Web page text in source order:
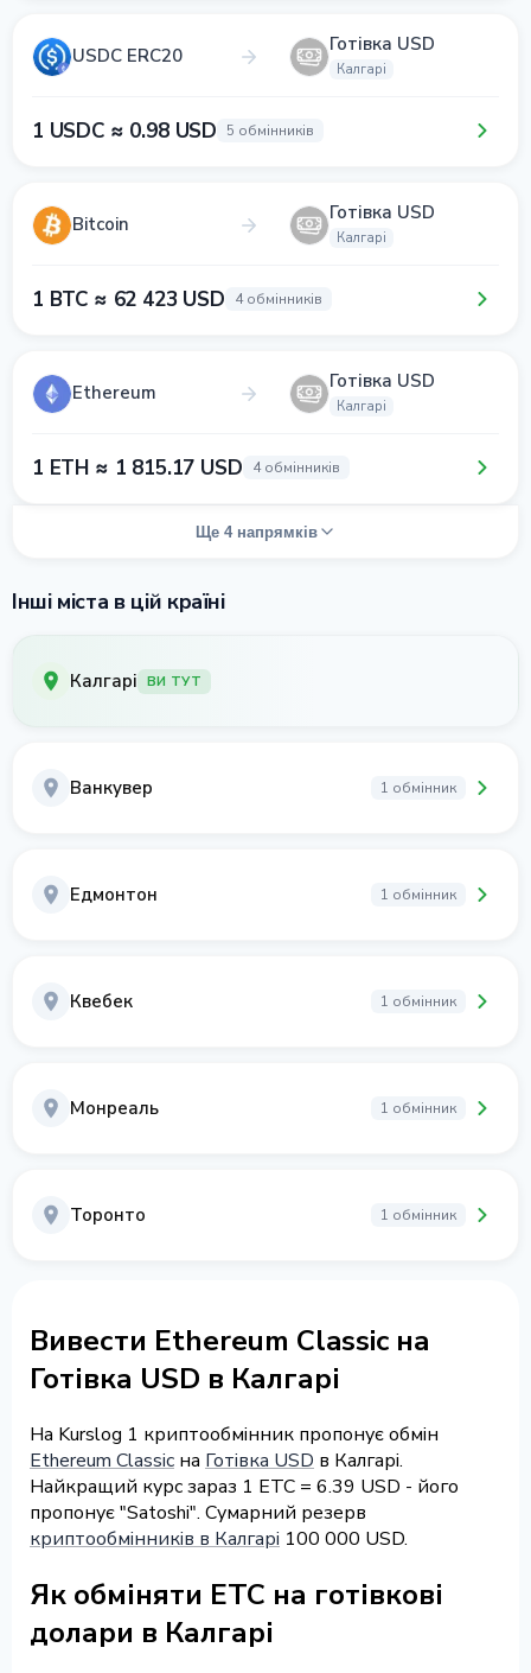
USDC ERC20 Готівка USD
Калгарі
1 USDC ≈ 0.98 USD 5 обмінників
Bitcoin Готівка USD
Калгарі
1 BTC ≈ 62 423 USD 4 обмінників
Ethereum Готівка USD
Калгарі
1 ETH ≈ 1 815.17 USD 4 обмінників
Ще 4 напрямків
Інші міста в цій країні
Калгарі ВИ ТУТ
Ванкувер 1 обмінник
Едмонтон 1 обмінник
Квебек 1 обмінник
Монреаль 1 обмінник
Торонто 1 обмінник
Вивести Ethereum Classic на
Готівка USD в Калгарі
На Kurslog 1 криптообмінник пропонує обмін
Ethereum Classic на Готівка USD в Калгарі.
Найкращий курс зараз 1 ETC = 6.39 USD - його
пропонує "Satoshi". Сумарний резерв
криптообмінників в Калгарі 100 000 USD.
Як обміняти ETC на готівкові
долари в Калгарі